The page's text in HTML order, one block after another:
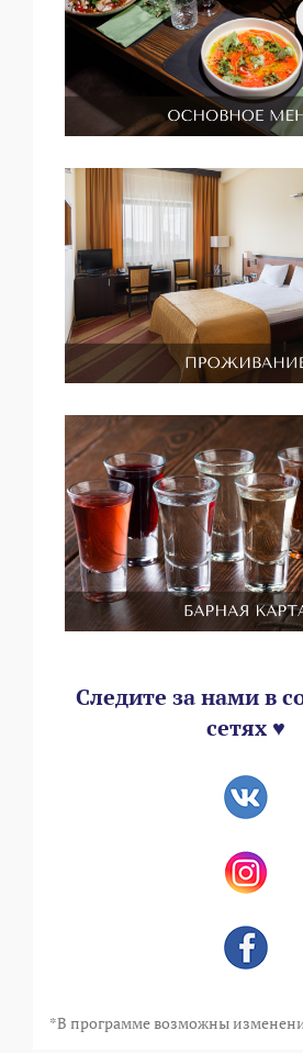
Следите за нами в
сетях ♥
*В программе возможны